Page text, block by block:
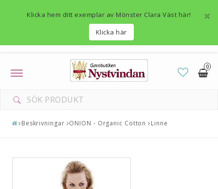
Klicka hem ditt exemplar av Mönster Clara Väst här!
Klicka här
0
Toggle
navigation
Beskrivningar ONION - Organic Cotton Linne